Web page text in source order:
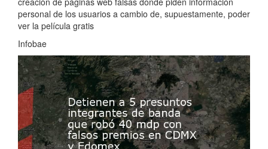
personal de los usuarios a cambio de, supuestamente, poder
ver la película gratis
Infobae